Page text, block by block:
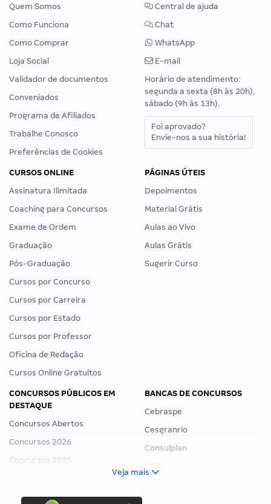
Quem Somos
Como Funciona
Como Comprar
Loja Social
Validador de documentos
Conveniados
Programa de Afiliados
Trabalhe Conosco
Preferências de Cookies
Central de ajuda
Chat
WhatsApp
E-mail
Horário de atendimento:
segunda a sexta (8h às 20h),
sábado (9h às 13h).
Foi aprovado?
Envie-nos a sua história!
CURSOS ONLINE
Assinatura Ilimitada
Coaching para Concursos
Exame de Ordem
Graduação
Pós-Graduação
Cursos por Concurso
Cursos por Carreira
Cursos por Estado
Cursos por Professor
Oficina de Redação
Cursos Online Gratuitos
PÁGINAS ÚTEIS
Depoimentos
Material Grátis
Aulas ao Vivo
Aulas Grátis
Sugerir Curso
CONCURSOS PÚBLICOS EM
DESTAQUE
Concursos Abertos
Concursos 2026
Concursos 2025
Concurso Ibama
BANCAS DE CONCURSOS
Cebraspe
Cesgranrio
Consulplan
Veja mais